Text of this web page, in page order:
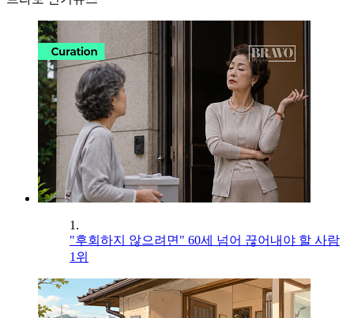
1.
"후회하지 않으려면" 60세 넘어 끊어내야 할 사람
1위